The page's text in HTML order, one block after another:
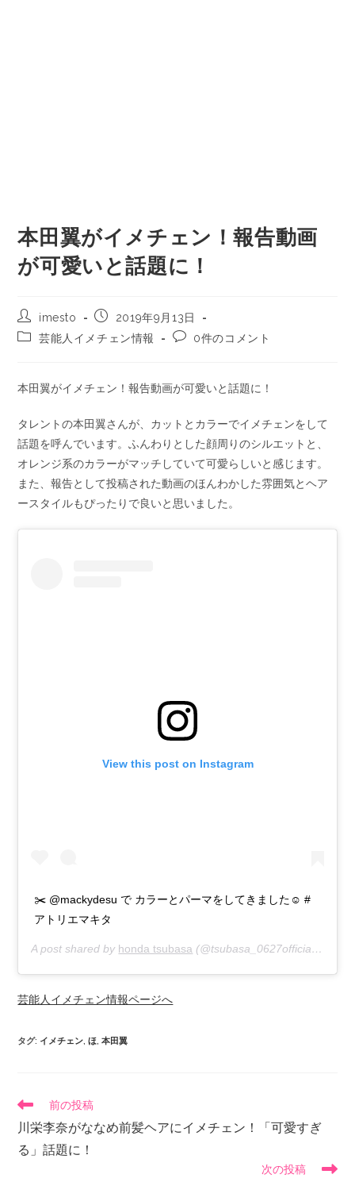
本田翼がイメチェン！報告動画
が可愛いと話題に！
imesto
2019年9月13日
芸能人イメチェン情報
0件のコメント
本田翼がイメチェン！報告動画が可愛いと話題に！
タレントの本田翼さんが、カットとカラーでイメチェンをして
話題を呼んでいます。ふんわりとした顔周りのシルエットと、
オレンジ系のカラーがマッチしていて可愛らしいと感じます。
また、報告として投稿された動画のほんわかした雰囲気とヘア
ースタイルもぴったりで良いと思いました。
View this post on Instagram
✂️ @mackydesu で カラーとパーマをしてきました☺️ #
アトリエマキタ
A post shared by honda tsubasa (@tsubasa_0627official) on
芸能人イメチェン情報ページへ
タグ: イメチェン, ほ, 本田翼
前の投稿
川栄李奈がななめ前髪ヘアにイメチェン！「可愛すぎ
る」話題に！
次の投稿